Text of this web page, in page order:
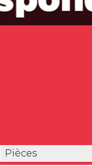
Pièces